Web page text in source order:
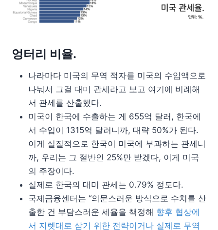
엉터리 비율.
나라마다 미국의 무역 적자를 미국의 수입액으로
나눠서 그걸 대미 관세라고 보고 여기에 비례해
서 관세를 산출했다.
미국이 한국에 수출하는 게 655억 달러, 한국에
서 수입이 1315억 달러니까, 대략 50%가 된다.
이게 실질적으로 한국이 미국에 부과하는 관세니
까, 우리는 그 절반인 25%만 받겠다, 이게 미국
의 주장이다.
실제로 한국의 대미 관세는 0.79% 정도다.
국제금융센터는 “의문스러운 방식으로 수치를 산
출한 건 부담스러운 세율을 책정해 향후 협상에
서 지렛대로 삼기 위한 전략이거나 실제로 무역